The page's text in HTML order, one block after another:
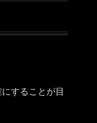
することが目